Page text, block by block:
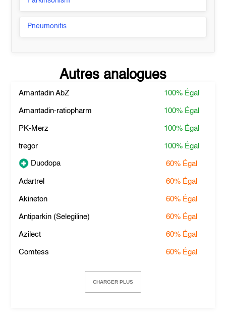
Pneumonitis
Autres analogues
Amantadin AbZ 100% Égal
Amantadin-ratiopharm 100% Égal
PK-Merz 100% Égal
tregor 100% Égal
Duodopa 60% Égal
Adartrel 60% Égal
Akineton 60% Égal
Antiparkin (Selegiline) 60% Égal
Azilect 60% Égal
Comtess 60% Égal
CHARGER PLUS